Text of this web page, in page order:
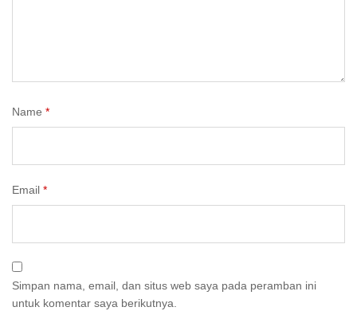
Name *
Email *
Simpan nama, email, dan situs web saya pada peramban ini
untuk komentar saya berikutnya.